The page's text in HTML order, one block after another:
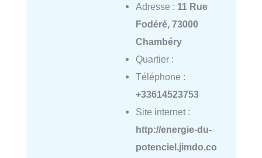
Adresse : 11 Rue
Fodéré, 73000
Chambéry
Quartier :
Téléphone :
+33614523753
Site internet :
http://energie-du-
potenciel.jimdo.co